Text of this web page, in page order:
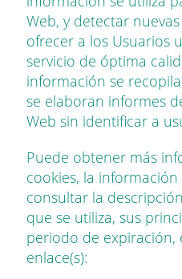
Web, y detectar
ofrecer a los Usuarios
servicio de óptima
información se
se elaboran informes
Web sin identificar a
Puede obtener más
cookies, la
consultar la
que se utiliza, sus
periodo de expiración,
enlace(s):